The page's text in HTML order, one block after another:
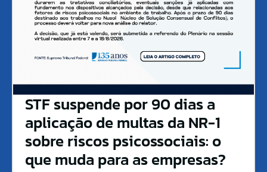
STF suspende por 90 dias a
aplicação de multas da NR-1
sobre riscos psicossociais: o
que muda para as empresas?